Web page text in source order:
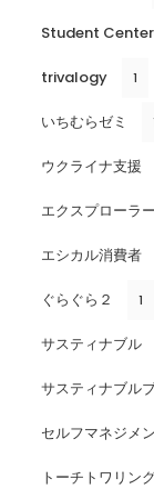
Student
trivalogy 1
いちむらゼミ
ウクライナ支援
エクスプローラー
エシカル消費者
ぐらぐら２ 1
サスティナブル
サスティナブル
セルフマネジメ
トーチトワリン